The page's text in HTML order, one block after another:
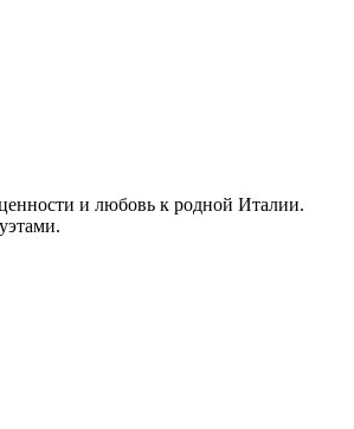
и любовь к родной Италии.